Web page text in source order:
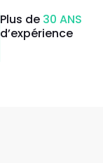
Plus de 30 ANS
d’expérience